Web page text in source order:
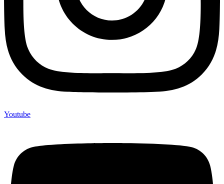
Youtube